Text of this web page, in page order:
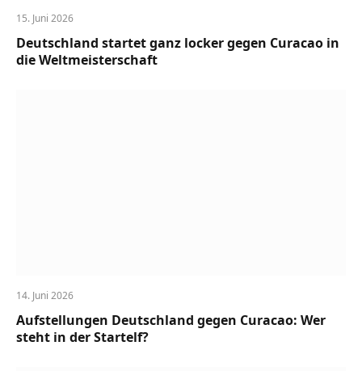
15. Juni 2026
Deutschland startet ganz locker gegen Curacao in
die Weltmeisterschaft
14. Juni 2026
Aufstellungen Deutschland gegen Curacao: Wer
steht in der Startelf?